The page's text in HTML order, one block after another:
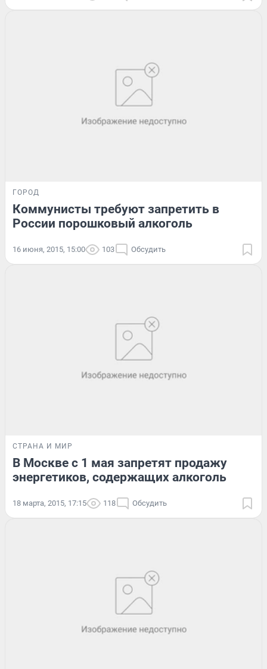
ГОРОД
Коммунисты требуют запретить в
России порошковый алкоголь
16 июня, 2015, 15:00 103 Обсудить
СТРАНА И МИР
В Москве с 1 мая запретят продажу
энергетиков, содержащих алкоголь
18 марта, 2015, 17:15 118 Обсудить